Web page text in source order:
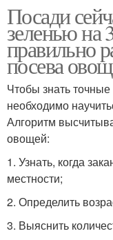
Посади
зеленью на
правильно
посева
Чтобы знать
необходимо
Алгоритм
овощей:
1. Узнать, когда
местности;
2. Определить
3. Выяснить